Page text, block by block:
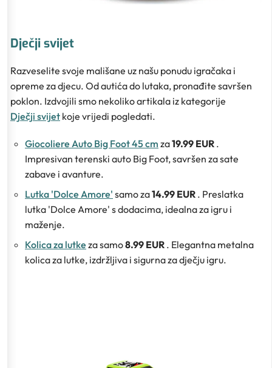
Dječji svijet
Razveselite svoje mališane uz našu ponudu igračaka i
opreme za djecu. Od autića do lutaka, pronađite savršen
poklon. Izdvojili smo nekoliko artikala iz kategorije
Dječji svijet koje vrijedi pogledati.
Giocoliere Auto Big Foot 45 cm za19.99 EUR .
Impresivan terenski auto Big Foot, savršen za sate
zabave i avanture.
Lutka 'Dolce Amore' samo za14.99 EUR . Preslatka
lutka 'Dolce Amore' s dodacima, idealna za igru i
maženje.
Kolica za lutke za samo8.99 EUR . Elegantna metalna
kolica za lutke, izdržljiva i sigurna za dječju igru.